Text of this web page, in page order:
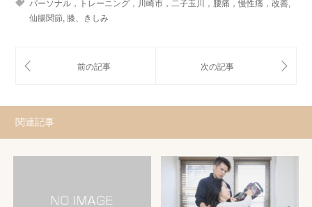
パーソナル，トレーニング，川崎市，二子玉川，腰痛，慢性痛，改善,
仙腸関節, 膝、きしみ
関連記事